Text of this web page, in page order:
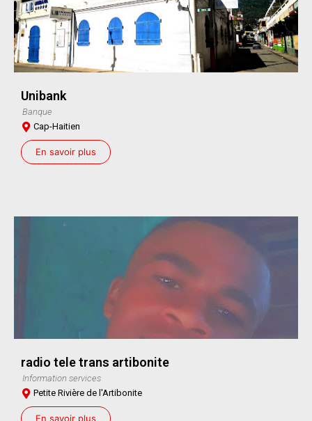
Unibank
Banque
Cap-Haitien
En savoir plus
radio tele trans artibonite
Information services
Petite Rivière de l'Artibonite
En savoir plus